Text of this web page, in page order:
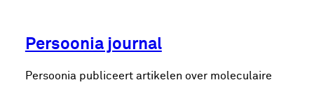
Persoonia journal
Persoonia publiceert artikelen over moleculaire